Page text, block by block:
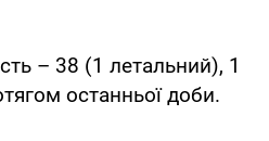
– 38 (1 летальний), 1
останньої доби.